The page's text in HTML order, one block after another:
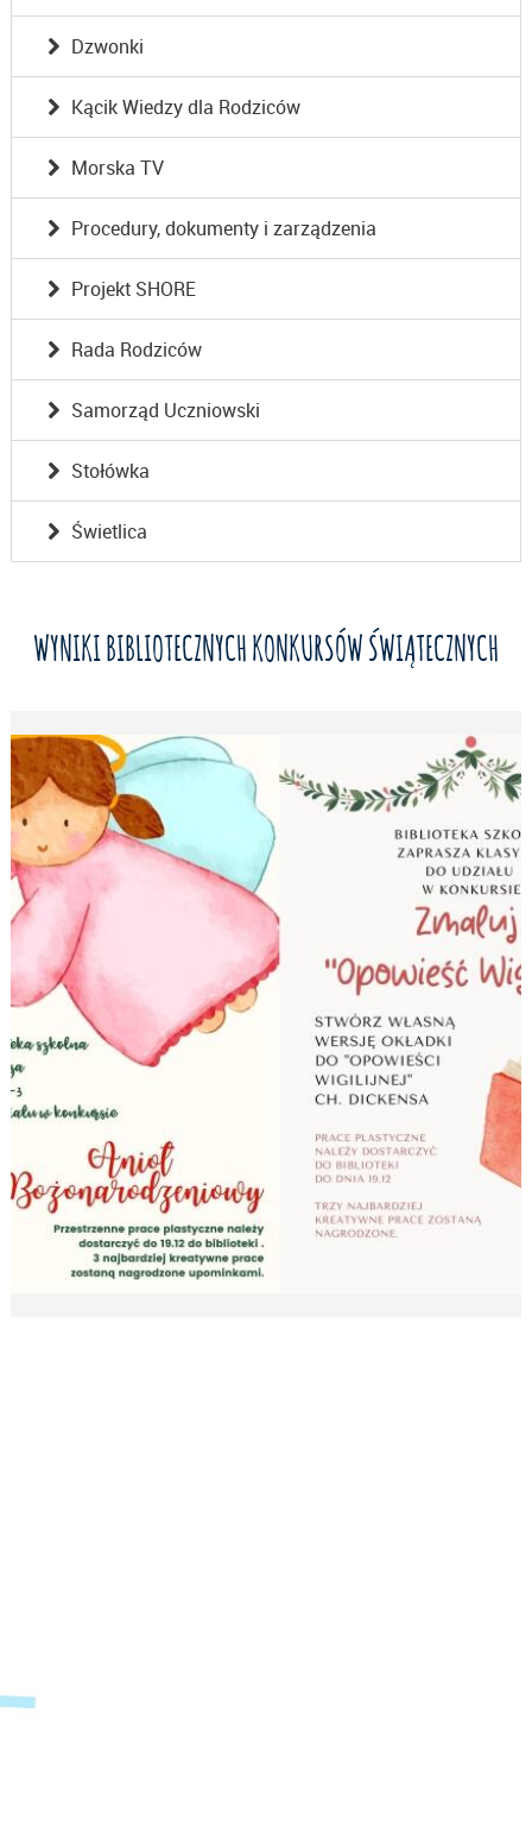
Dzwonki
Kącik Wiedzy dla Rodziców
Morska TV
Procedury, dokumenty i zarządzenia
Projekt SHORE
Rada Rodziców
Samorząd Uczniowski
Stołówka
Świetlica
WYNIKI BIBLIOTECZNYCH KONKURSÓW ŚWIĄTECZNYCH